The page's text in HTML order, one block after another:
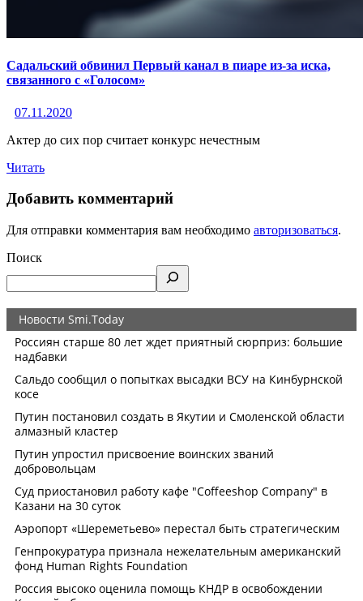
Садальский обвинил Первый канал в пиаре из-за иска,
связанного с «Голосом»
07.11.2020
Актер до сих пор считает конкурс нечестным
Читать
Добавить комментарий
Для отправки комментария вам необходимо авторизоваться.
Поиск